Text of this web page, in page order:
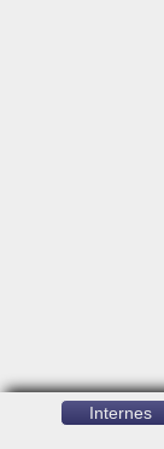
Internes